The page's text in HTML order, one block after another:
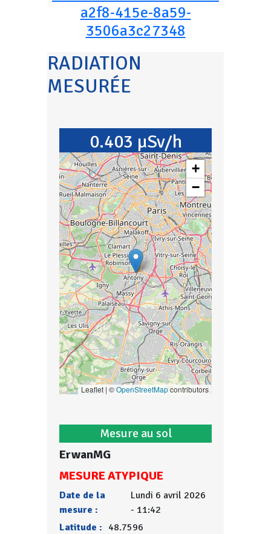
a2f8-415e-8a59-
3506a3c27348
RADIATION
MESURÉE
0.403 µSv/h
+
−
Leaflet | ©OpenStreetMapcontributors
Mesure au sol
ErwanMG
MESURE ATYPIQUE
Date de la
mesure :
Lundi 6 avril 2026
- 11:42
Latitude : 48.7596